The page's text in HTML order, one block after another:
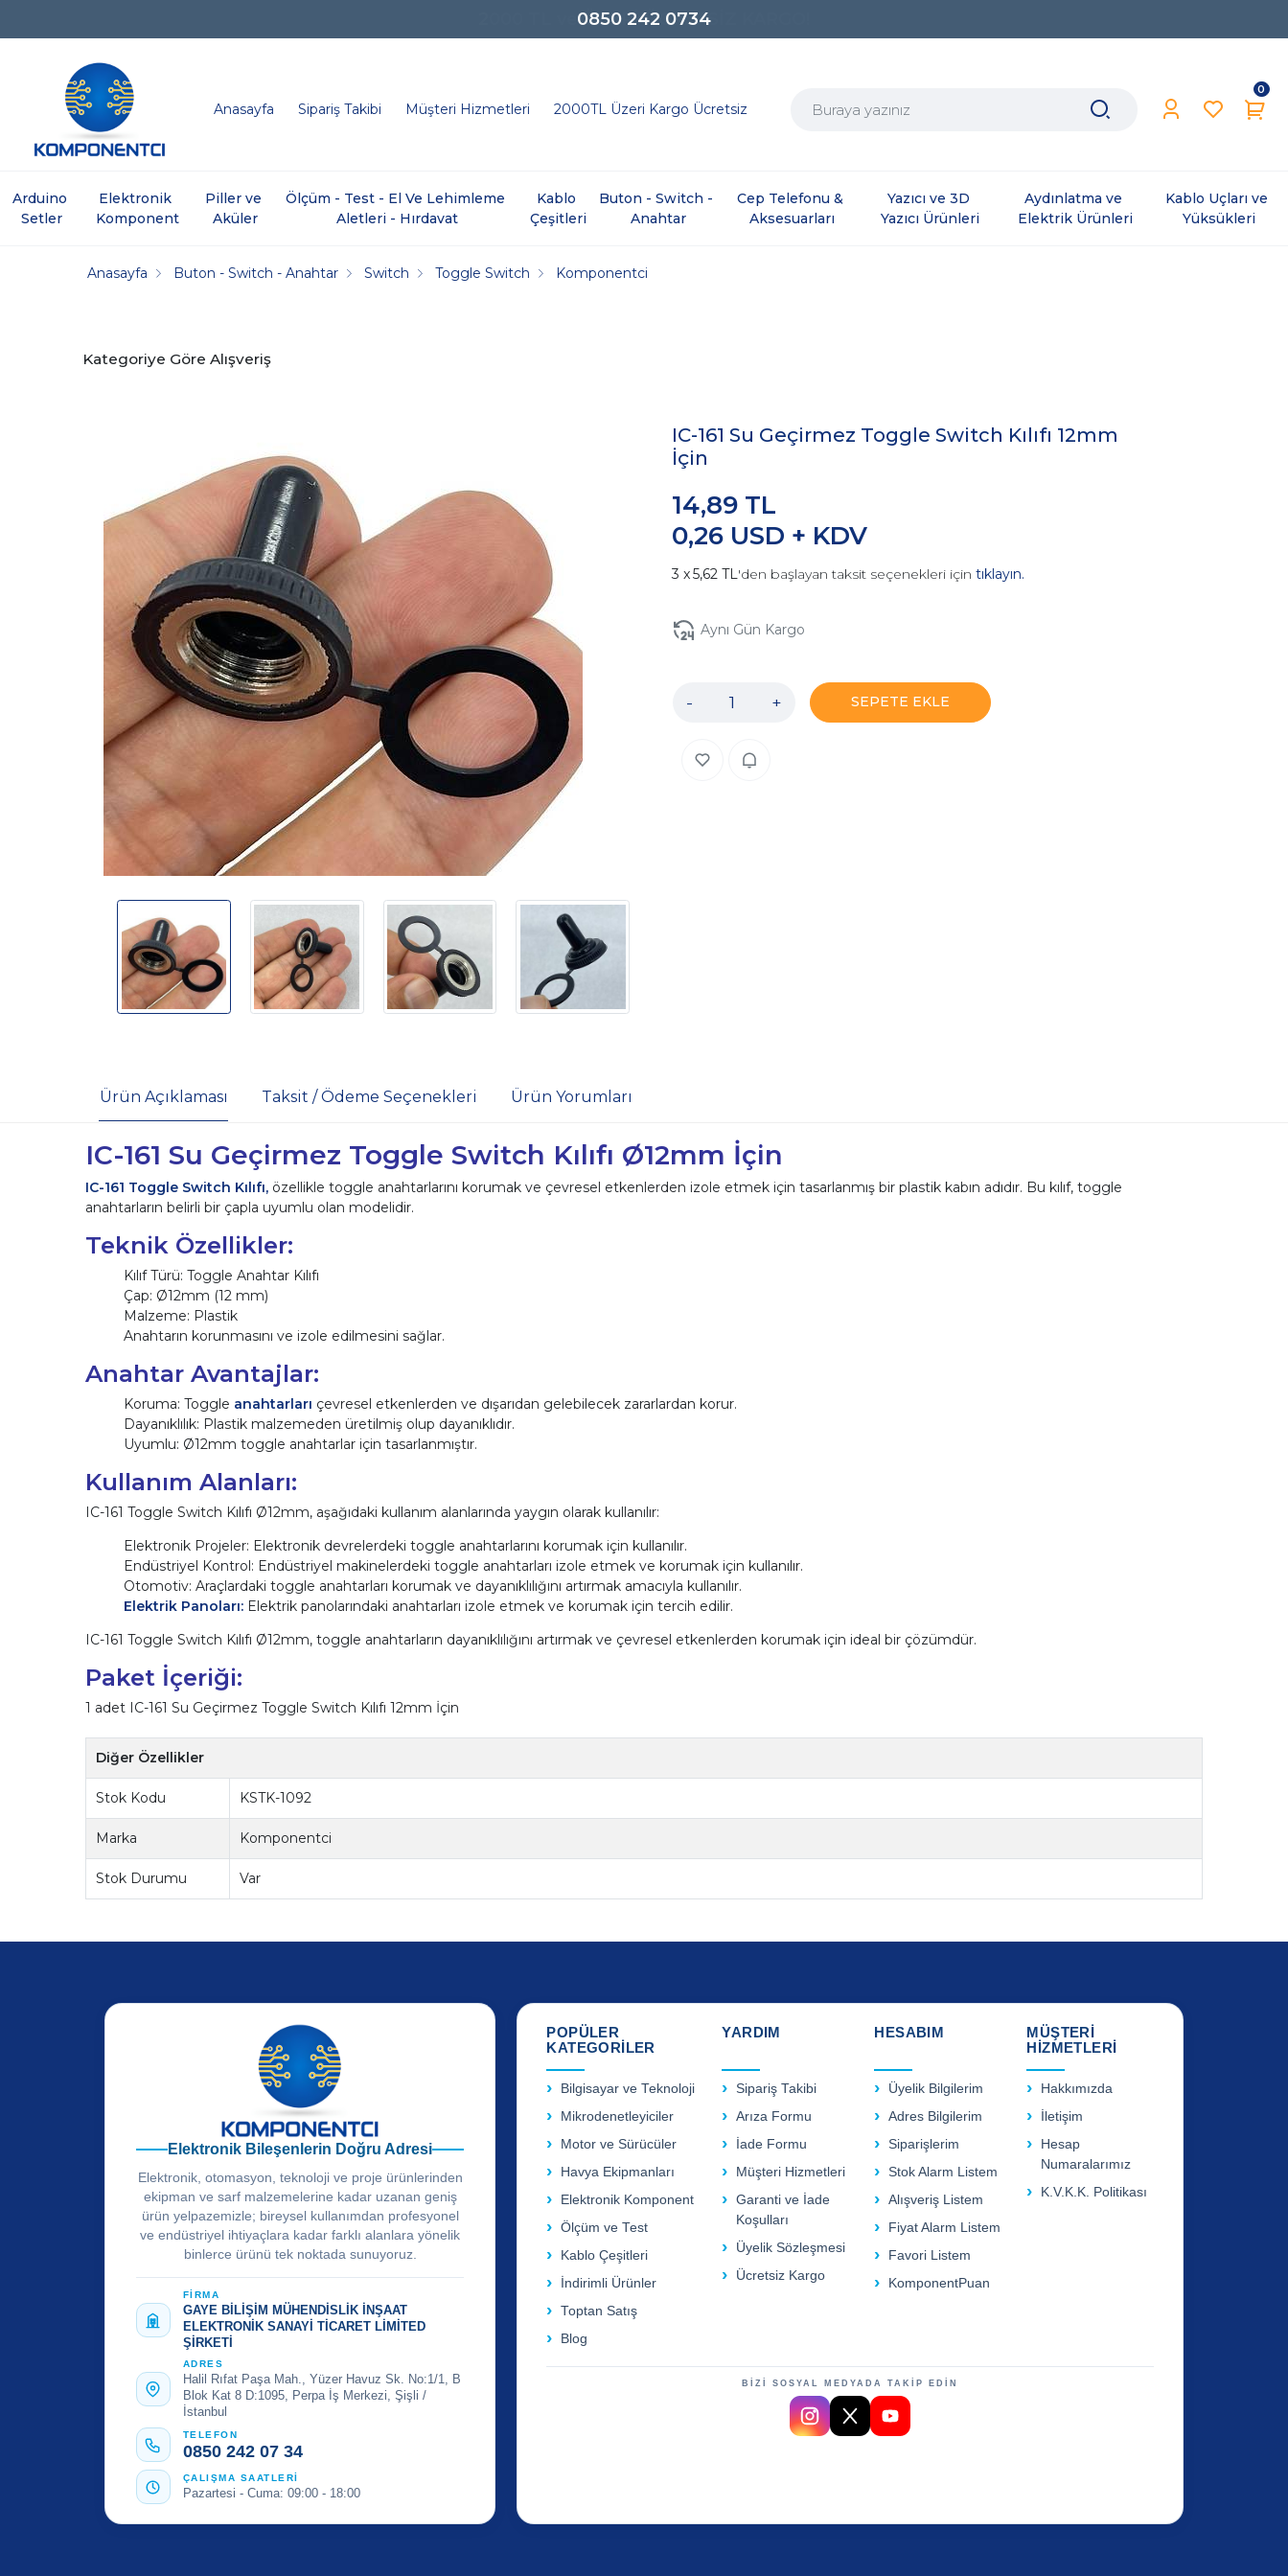
0850 242 0734
Anasayfa Sipariş Takibi Müşteri Hizmetleri 2000TL Üzeri Kargo Ücretsiz
0
Arduino
Setler
Elektronik
Komponent
Piller ve
Aküler
Ölçüm - Test - El Ve Lehimleme
Aletleri - Hırdavat
Kablo
Çeşitleri
Buton - Switch -
Anahtar
Cep Telefonu &
Aksesuarları
Yazıcı ve 3D
Yazıcı Ürünleri
Aydınlatma ve
Elektrik Ürünleri
Kablo Uçları ve
Yüksükleri
Anasayfa Buton - Switch - Anahtar Switch Toggle Switch Komponentci
Kategoriye Göre Alışveriş
IC-161 Su Geçirmez Toggle Switch Kılıfı 12mm
İçin
0,26 USD + KDV
14,89 TL
5,62 TL'den başlayan taksit seçenekleri için tıklayın.
Aynı Gün Kargo
- + SEPETE EKLE
Ürün Açıklaması Taksit / Ödeme Seçenekleri Ürün Yorumları
IC-161 Su Geçirmez Toggle Switch Kılıfı Ø12mm İçin
IC-161 Toggle Switch Kılıfı,özellikle toggle anahtarlarını korumak ve çevresel etkenlerden izole etmek için tasarlanmış bir plastik kabın adıdır. Bu kılıf, toggle
anahtarların belirli bir çapla uyumlu olan modelidir.
Teknik Özellikler:
Kılıf Türü: Toggle Anahtar Kılıfı
Çap: Ø12mm (12 mm)
Malzeme: Plastik
Anahtarın korunmasını ve izole edilmesini sağlar.
Anahtar Avantajlar:
Koruma: Toggle anahtarları çevresel etkenlerden ve dışarıdan gelebilecek zararlardan korur.
Dayanıklılık: Plastik malzemeden üretilmiş olup dayanıklıdır.
Uyumlu: Ø12mm toggle anahtarlar için tasarlanmıştır.
Kullanım Alanları:
IC-161 Toggle Switch Kılıfı Ø12mm, aşağıdaki kullanım alanlarında yaygın olarak kullanılır:
Elektronik Projeler: Elektronik devrelerdeki toggle anahtarlarını korumak için kullanılır.
Endüstriyel Kontrol: Endüstriyel makinelerdeki toggle anahtarları izole etmek ve korumak için kullanılır.
Otomotiv: Araçlardaki toggle anahtarları korumak ve dayanıklılığını artırmak amacıyla kullanılır.
Elektrik Panoları:Elektrik panolarındaki anahtarları izole etmek ve korumak için tercih edilir.
IC-161 Toggle Switch Kılıfı Ø12mm, toggle anahtarların dayanıklılığını artırmak ve çevresel etkenlerden korumak için ideal bir çözümdür.
Paket İçeriği:
1 adet IC-161 Su Geçirmez Toggle Switch Kılıfı 12mm İçin
Diğer Özellikler
Stok Kodu KSTK-1092
Marka Komponentci
Stok Durumu Var
Elektronik Bileşenlerin Doğru Adresi
Elektronik, otomasyon, teknoloji ve proje ürünlerinden
ekipman ve sarf malzemelerine kadar uzanan geniş
ürün yelpazemizle; bireysel kullanımdan profesyonel
ve endüstriyel ihtiyaçlara kadar farklı alanlara yönelik
binlerce ürünü tek noktada sunuyoruz.
FİRMA
GAYE BİLİŞİM MÜHENDİSLİK İNŞAAT
ELEKTRONİK SANAYİ TİCARET LİMİTED
ŞİRKETİ
ADRES
Halil Rıfat Paşa Mah., Yüzer Havuz Sk. No:1/1, B
Blok Kat 8 D:1095, Perpa İş Merkezi, Şişli /
İstanbul
TELEFON
0850 242 07 34
ÇALIŞMA SAATLERİ
Pazartesi - Cuma: 09:00 - 18:00
POPÜLER
KATEGORİLER
Bilgisayar ve Teknoloji
Mikrodenetleyiciler
Motor ve Sürücüler
Havya Ekipmanları
Elektronik Komponent
Ölçüm ve Test
Kablo Çeşitleri
İndirimli Ürünler
Toptan Satış
Blog
YARDIM
Sipariş Takibi
Arıza Formu
İade Formu
Müşteri Hizmetleri
Garanti ve İade
Koşulları
Üyelik Sözleşmesi
Ücretsiz Kargo
HESABIM
Üyelik Bilgilerim
Adres Bilgilerim
Siparişlerim
Stok Alarm Listem
Alışveriş Listem
Fiyat Alarm Listem
Favori Listem
KomponentPuan
MÜŞTERİ
HİZMETLERİ
Hakkımızda
İletişim
Hesap
Numaralarımız
K.V.K.K. Politikası
BİZİ SOSYAL MEDYADA TAKİP EDİN